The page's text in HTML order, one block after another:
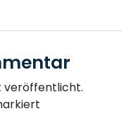
veröffentlicht.